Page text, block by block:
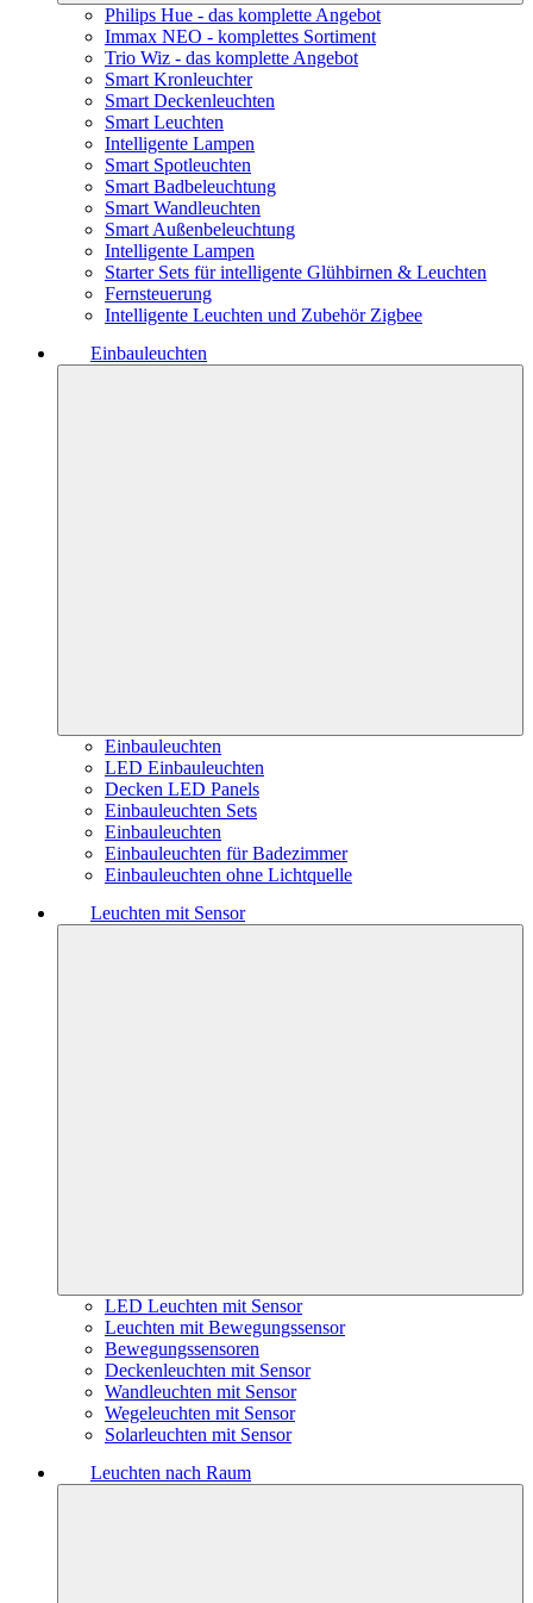
Philips Hue - das komplette Angebot
Immax NEO - komplettes Sortiment
Trio Wiz - das komplette Angebot
Smart Kronleuchter
Smart Deckenleuchten
Smart Leuchten
Intelligente Lampen
Smart Spotleuchten
Smart Badbeleuchtung
Smart Wandleuchten
Smart Außenbeleuchtung
Intelligente Lampen
Starter Sets für intelligente Glühbirnen & Leuchten
Fernsteuerung
Intelligente Leuchten und Zubehör Zigbee
Einbauleuchten
Einbauleuchten
LED Einbauleuchten
Decken LED Panels
Einbauleuchten Sets
Einbauleuchten
Einbauleuchten für Badezimmer
Einbauleuchten ohne Lichtquelle
Leuchten mit Sensor
LED Leuchten mit Sensor
Leuchten mit Bewegungssensor
Bewegungssensoren
Deckenleuchten mit Sensor
Wandleuchten mit Sensor
Wegeleuchten mit Sensor
Solarleuchten mit Sensor
Leuchten nach Raum